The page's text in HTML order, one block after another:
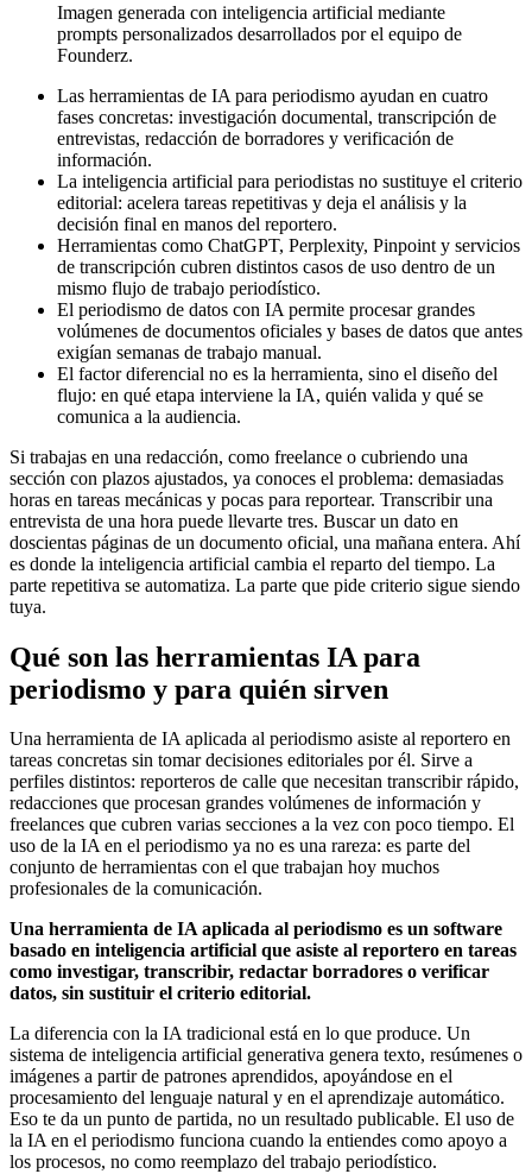
Imagen generada con inteligencia artificial mediante
prompts personalizados desarrollados por el equipo de
Founderz.
Las herramientas de IA para periodismo ayudan en cuatro
fases concretas: investigación documental, transcripción de
entrevistas, redacción de borradores y verificación de
información.
La inteligencia artificial para periodistas no sustituye el criterio
editorial: acelera tareas repetitivas y deja el análisis y la
decisión final en manos del reportero.
Herramientas como ChatGPT, Perplexity, Pinpoint y servicios
de transcripción cubren distintos casos de uso dentro de un
mismo flujo de trabajo periodístico.
El periodismo de datos con IA permite procesar grandes
volúmenes de documentos oficiales y bases de datos que antes
exigían semanas de trabajo manual.
El factor diferencial no es la herramienta, sino el diseño del
flujo: en qué etapa interviene la IA, quién valida y qué se
comunica a la audiencia.
Si trabajas en una redacción, como freelance o cubriendo una
sección con plazos ajustados, ya conoces el problema: demasiadas
horas en tareas mecánicas y pocas para reportear. Transcribir una
entrevista de una hora puede llevarte tres. Buscar un dato en
doscientas páginas de un documento oficial, una mañana entera. Ahí
es donde la inteligencia artificial cambia el reparto del tiempo. La
parte repetitiva se automatiza. La parte que pide criterio sigue siendo
tuya.
Qué son las herramientas IA para
periodismo y para quién sirven
Una herramienta de IA aplicada al periodismo asiste al reportero en
tareas concretas sin tomar decisiones editoriales por él. Sirve a
perfiles distintos: reporteros de calle que necesitan transcribir rápido,
redacciones que procesan grandes volúmenes de información y
freelances que cubren varias secciones a la vez con poco tiempo. El
uso de la IA en el periodismo ya no es una rareza: es parte del
conjunto de herramientas con el que trabajan hoy muchos
profesionales de la comunicación.
Una herramienta de IA aplicada al periodismo es un software
basado en inteligencia artificial que asiste al reportero en tareas
como investigar, transcribir, redactar borradores o verificar
datos, sin sustituir el criterio editorial.
La diferencia con la IA tradicional está en lo que produce. Un
sistema de inteligencia artificial generativa genera texto, resúmenes o
imágenes a partir de patrones aprendidos, apoyándose en el
procesamiento del lenguaje natural y en el aprendizaje automático.
Eso te da un punto de partida, no un resultado publicable. El uso de
la IA en el periodismo funciona cuando la entiendes como apoyo a
los procesos, no como reemplazo del trabajo periodístico.